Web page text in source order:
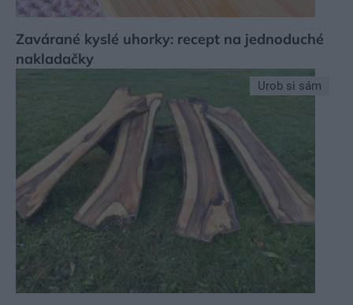
Zavárané kyslé uhorky: recept na jednoduché
nakladačky
Urob si sám